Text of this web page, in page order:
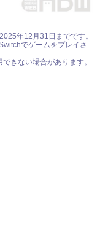
年12月31日までです。
でゲームをプレイさ
きない場合があります。